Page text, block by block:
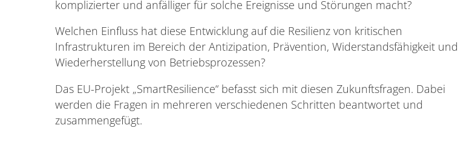
komplizierter und anfälliger für solche Ereignisse und Störungen macht?
Welchen Einfluss hat diese Entwicklung auf die Resilienz von kritischen
Infrastrukturen im Bereich der Antizipation, Prävention, Widerstandsfähigkeit und
Wiederherstellung von Betriebsprozessen?
Das EU-Projekt „SmartResilience“ befasst sich mit diesen Zukunftsfragen. Dabei
werden die Fragen in mehreren verschiedenen Schritten beantwortet und
zusammengefügt.